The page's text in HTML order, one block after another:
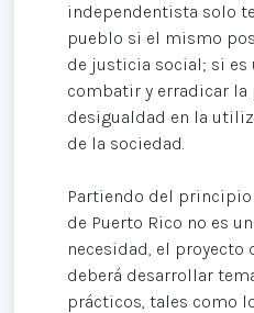
independentista solo
pueblo si el mismo
de justicia social; si es
combatir y erradicar la
desigualdad en la
de la sociedad.
Partiendo del
de Puerto Rico no es
necesidad, el
deberá desarrollar
prácticos, tales como